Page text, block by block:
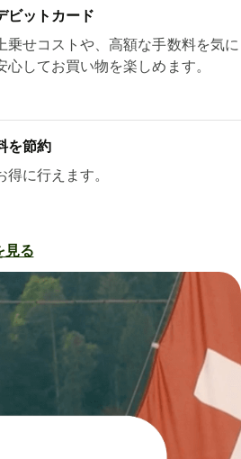
ビットカード
乗せコストや、高額な手数料を気に
してお買い物を楽しめます。
を節約
に行えます。
見る